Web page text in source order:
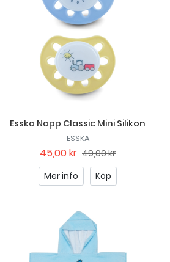
Esska Napp Classic Mini Silikon
ESSKA
45,00 kr 49,00 kr
Mer info
Köp